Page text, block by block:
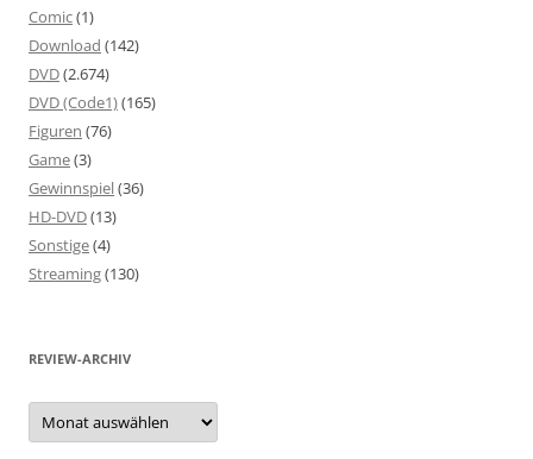
Comic(1)
Download (142)
DVD(2.674)
DVD (Code1)(165)
Figuren (76)
Game(3)
Gewinnspiel(36)
HD-DVD(13)
Sonstige(4)
Streaming(130)
REVIEW-ARCHIV
Review-
Archiv